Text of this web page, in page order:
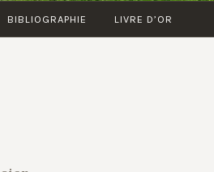
BIBLIOGRAPHIE LIVRE D’OR